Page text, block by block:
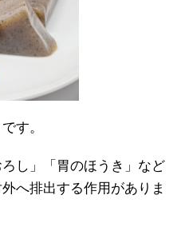
す。
し」「胃のほうき」など
へ排出する作用がありま